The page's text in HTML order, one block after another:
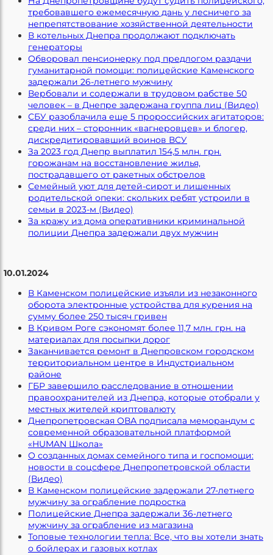
требовавшего ежемесячную дань у лесничего за
непрепятствование хозяйственной деятельности
В котельных Днепра продолжают подключать
генераторы
Обворовал пенсионерку под предлогом раздачи
гуманитарной помощи: полицейские Каменского
задержали 26-летнего мужчину
Вербовали и содержали в трудовом рабстве 50
человек – в Днепре задержана группа лиц (Видео)
СБУ разоблачила еще 5 пророссийских агитаторов:
среди них – сторонник «вагнеровцев» и блогер,
дискредитировавший воинов ВСУ
За 2023 год Днепр выплатил 154,5 млн. грн.
горожанам на восстановление жилья,
пострадавшего от ракетных обстрелов
Семейный уют для детей-сирот и лишенных
родительской опеки: скольких ребят устроили в
семьи в 2023-м (Видео)
За кражу из дома оперативники криминальной
полиции Днепра задержали двух мужчин
10.01.2024
В Каменском полицейские изъяли из незаконного
оборота электронные устройства для курения на
сумму более 250 тысяч гривен
В Кривом Роге сэкономят более 11,7 млн. грн. на
материалах для посыпки дорог
Заканчивается ремонт в Днепровском городском
территориальном центре в Индустриальном
районе
ГБР завершило расследование в отношении
правоохранителей из Днепра, которые отобрали у
местных жителей криптовалюту
Днепропетровская ОВА подписала меморандум с
современной образовательной платформой
«HUMAN Школа»
О созданных домах семейного типа и госпомощи:
новости в соцсфере Днепропетровской области
(Видео)
В Каменском полицейские задержали 27-летнего
мужчину за ограбление подростка
Полицейские Днепра задержали 36-летнего
мужчину за ограбление из магазина
Топовые технологии тепла: Все, что вы хотели знать
о бойлерах и газовых котлах